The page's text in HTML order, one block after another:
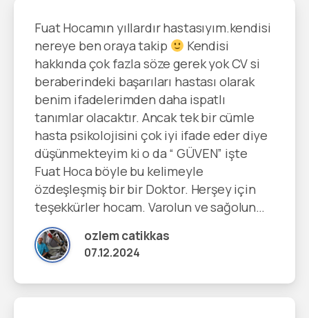
Fuat Hocamın yıllardır hastasıyım.kendisi
nereye ben oraya takip
Kendisi
hakkında çok fazla söze gerek yok CV si
beraberindeki başarıları hastası olarak
benim ifadelerimden daha ispatlı
tanımlar olacaktır. Ancak tek bir cümle
hasta psikolojisini çok iyi ifade eder diye
düşünmekteyim ki o da “ GÜVEN” işte
Fuat Hoca böyle bu kelimeyle
özdeşleşmiş bir bir Doktor. Herşey için
teşekkürler hocam. Varolun ve sağolun…
ozlem catikkas
07.12.2024